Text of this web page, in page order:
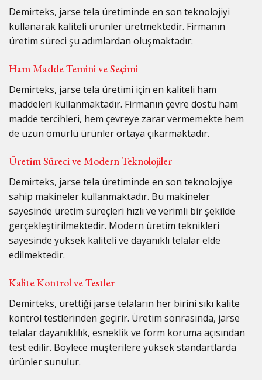
Demirteks, jarse tela üretiminde en son teknolojiyi
kullanarak kaliteli ürünler üretmektedir. Firmanın
üretim süreci şu adımlardan oluşmaktadır:
Ham Madde Temini ve Seçimi
Demirteks, jarse tela üretimi için en kaliteli ham
maddeleri kullanmaktadır. Firmanın çevre dostu ham
madde tercihleri, hem çevreye zarar vermemekte hem
de uzun ömürlü ürünler ortaya çıkarmaktadır.
Üretim Süreci ve Modern Teknolojiler
Demirteks, jarse tela üretiminde en son teknolojiye
sahip makineler kullanmaktadır. Bu makineler
sayesinde üretim süreçleri hızlı ve verimli bir şekilde
gerçekleştirilmektedir. Modern üretim teknikleri
sayesinde yüksek kaliteli ve dayanıklı telalar elde
edilmektedir.
Kalite Kontrol ve Testler
Demirteks, ürettiği jarse telaların her birini sıkı kalite
kontrol testlerinden geçirir. Üretim sonrasında, jarse
telalar dayanıklılık, esneklik ve form koruma açısından
test edilir. Böylece müşterilere yüksek standartlarda
ürünler sunulur.